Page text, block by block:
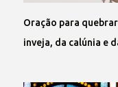
Oração para
inveja, da calúnia e